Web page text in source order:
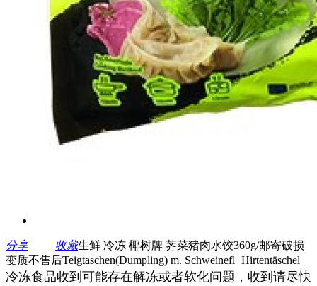
分享 收藏生鲜 冷冻 椰树牌 荠菜猪肉水饺360g/邮寄破损
变质不售后Teigtaschen(Dumpling) m. Schweinefl+Hirtentäschel
冷冻食品收到可能存在解冻或者软化问题，收到请尽快